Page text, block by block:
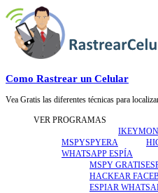
Como Rastrear un Celular
Vea Gratis las diferentes técnicas para
VER PROGRAMAS
MSPYSPYERA
WHATSAPP ESPÍA
MSPY GRATIS
HACKEAR
ESPIAR